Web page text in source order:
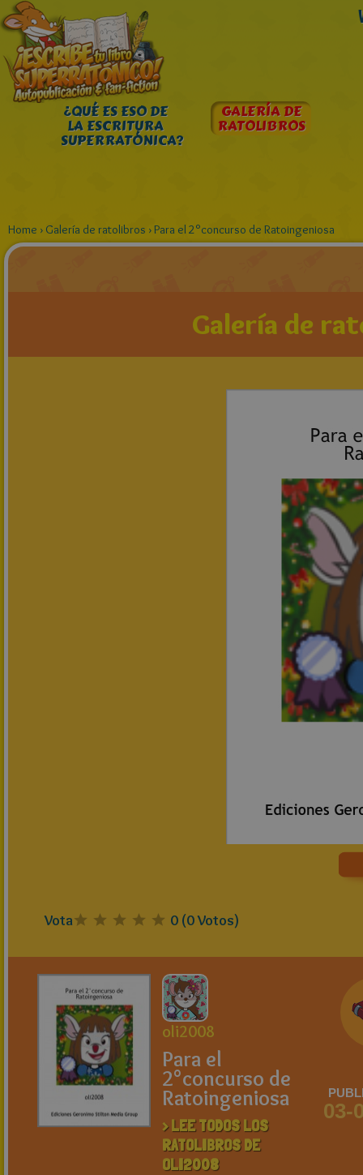
¿QUÉ ES ESO DE
LA ESCRITURA
SUPERRATÓNICA?
GALERÍA DE
RATOLIBROS
Home › Galería de ratolibros ›Para el 2°concurso de Ratoingeniosa
Galería de
Vota 0 (0Votos)
oli2008
Para el
2°concurso de
Ratoingeniosa
> LEE TODOS LOS
RATOLIBROS DE
OLI2008
03-